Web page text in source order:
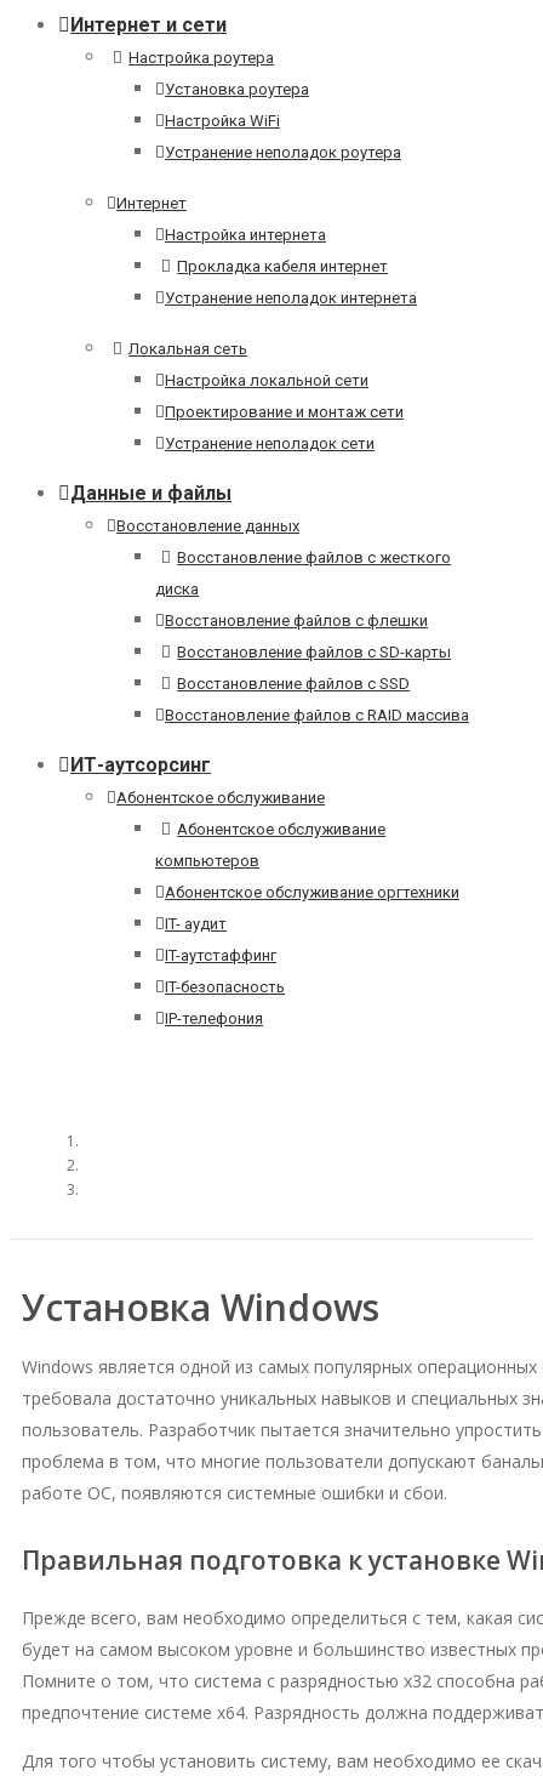
Интернет и сети
Настройка роутера
Установка роутера
Настройка WiFi
Устранение неполадок роутера
Интернет
Настройка интернета
Прокладка кабеля интернет
Устранение неполадок интернета
Локальная сеть
Настройка локальной сети
Проектирование и монтаж сети
Устранение неполадок сети
Данные и файлы
Восстановление данных
Восстановление файлов с жесткого
диска
Восстановление файлов с флешки
Восстановление файлов с SD-карты
Восстановление файлов с SSD
Восстановление файлов с RAID массива
ИТ-аутсорсинг
Абонентское обслуживание
Абонентское обслуживание
компьютеров
Абонентское обслуживание оргтехники
IT- аудит
IT-аутстаффинг
IT-безопасность
IP-телефония
Установка Windows
Windows является одной из самых популярных
требовала достаточно уникальных навыков и специальных
пользователь. Разработчик пытается значительно
проблема в том, что многие пользователи допускают
работе ОС, появляются системные ошибки и сбои.
Правильная подготовка к установке
Прежде всего, вам необходимо определиться с тем, какая
будет на самом высоком уровне и большинство известных
Помните о том, что система с разрядностью х32 способна
предпочтение системе х64. Разрядность должна
Для того чтобы установить систему, вам необходимо ее